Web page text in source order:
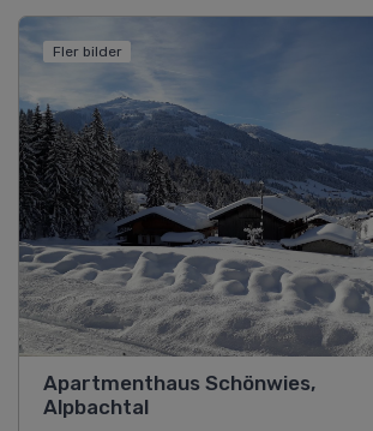
Fler bilder
Apartmenthaus Schönwies,
Alpbachtal